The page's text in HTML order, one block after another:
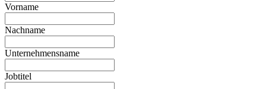
Vorname
Nachname
Unternehmensname
Jobtitel